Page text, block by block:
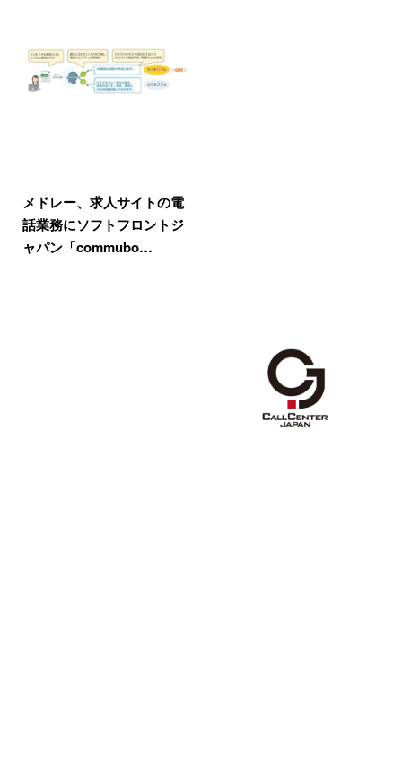
メドレー、求人サイトの電
話業務にソフトフロントジ
ャパン「commubo…